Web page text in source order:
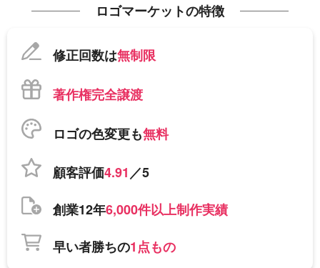
ロゴマーケットの特徴
修正回数は無制限
著作権完全譲渡
ロゴの色変更も無料
顧客評価4.91／5
創業12年6,000件以上制作実績
早い者勝ちの1点もの